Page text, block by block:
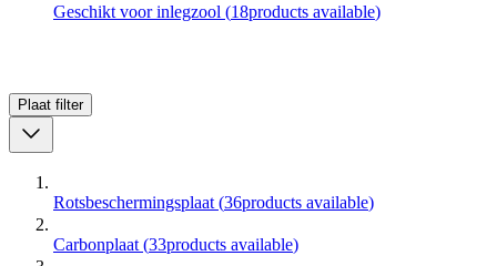
Geschikt voor inlegzool (18products available)
Plaat filter
Rotsbeschermingsplaat (36products available)
Carbonplaat (33products available)